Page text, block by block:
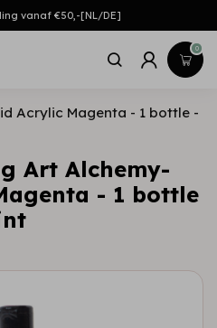
vanaf €50,-[NL/DE]
0
Acrylic Magenta - 1 bottle -
Art Alchemy-
- 1 bottle